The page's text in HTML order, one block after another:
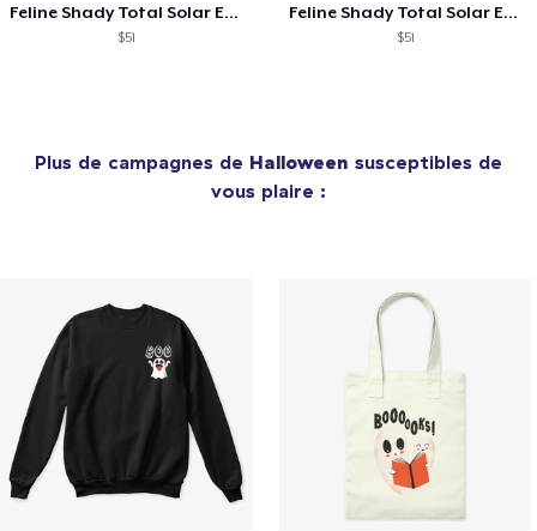
Feline Shady Total Solar Eclipse Tijuana
$51
Feline Shady Total Solar Eclipse Toledo
$51
Plus de campagnes de Halloween susceptibles de
vous plaire :